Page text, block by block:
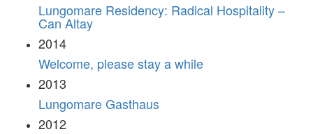
Lungomare Residency: Radical Hospitality –
Can Altay
2014
Welcome, please stay a while
2013
Lungomare Gasthaus
2012